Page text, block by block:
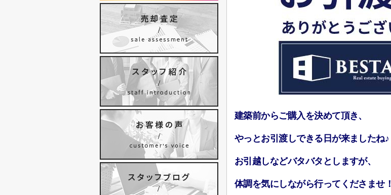
建築前からご購入を決めて頂き、
やっとお引渡しできる日が来ましたね♪
お引越しなどバタバタとしますが、
体調を気にしながら行ってくださませ！